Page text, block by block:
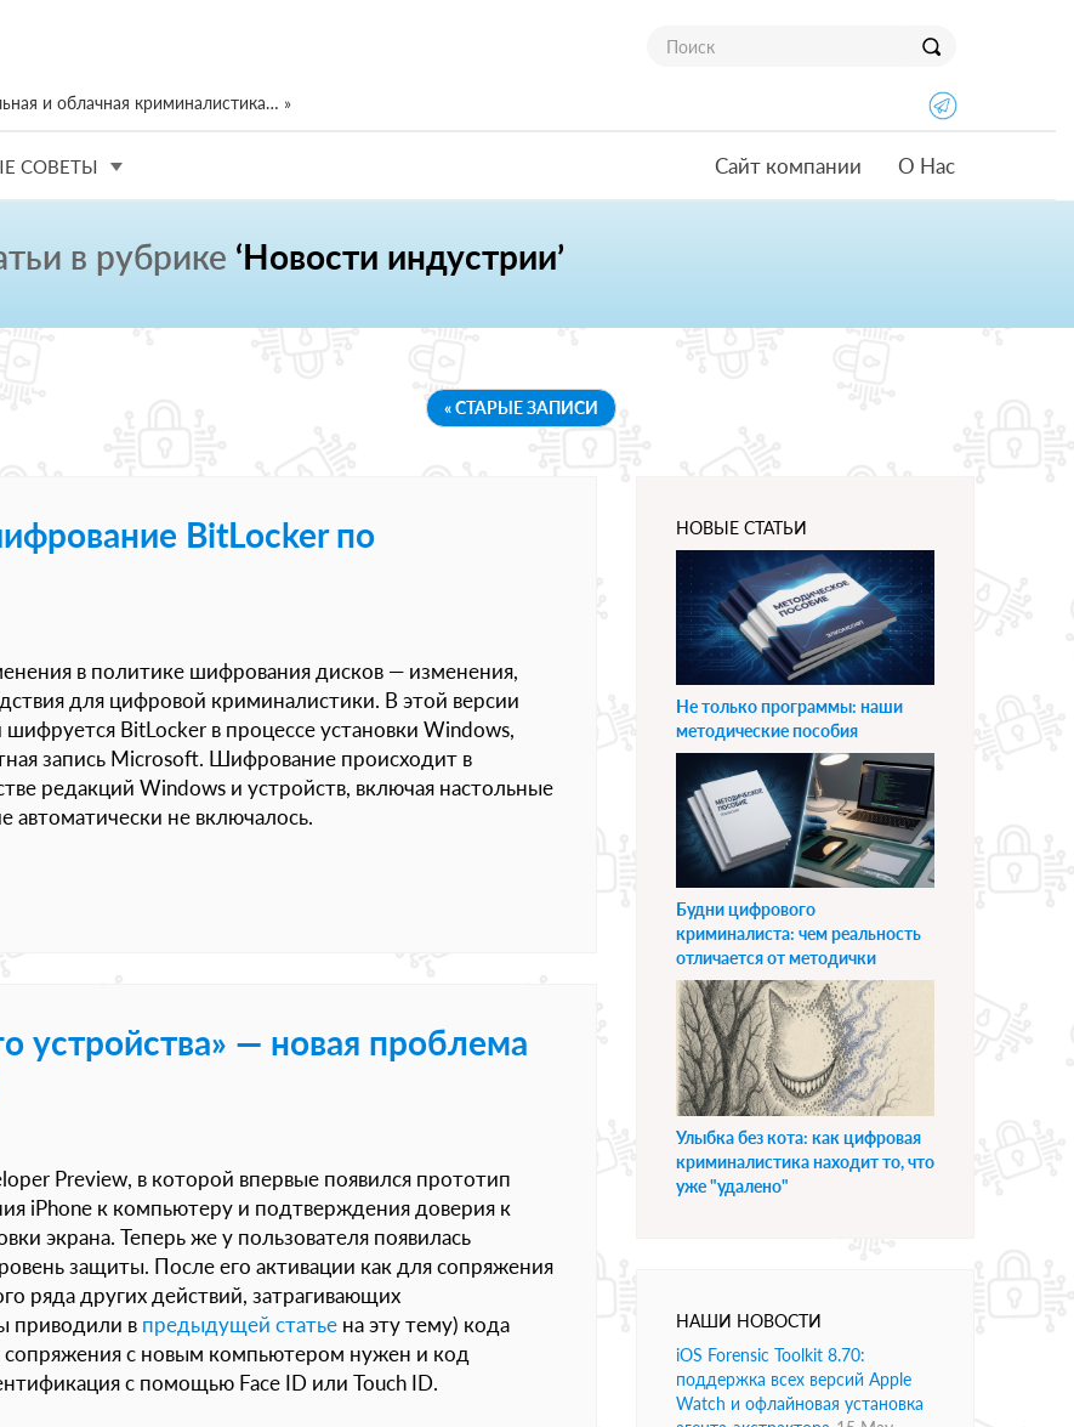
и облачная криминалистика… »
СОВЕТЫ Сайт компании О Нас
в рубрике ‘Новости индустрии’
« СТАРЫЕ ЗАПИСИ
BitLocker по
в политике шифрования дисков — изменения,
для цифровой криминалистики. В этой версии
BitLocker в процессе установки Windows,
запись Microsoft. Шифрование происходит в
редакций Windows и устройств, включая настольные
не включалось.
устройства» — новая проблема
Preview, в которой впервые появился прототип
iPhone к компьютеру и подтверждения доверия к
экрана. Теперь же у пользователя появилась
защиты. После его активации как для сопряжения
ряда других действий, затрагивающих
приводили в предыдущей статье на эту тему) кода
с новым компьютером нужен и код
с помощью Face ID или Touch ID.
НОВЫЕ СТАТЬИ
Не только программы: наши
методические пособия
Будни цифрового
криминалиста: чем реальность
отличается от методички
Улыбка без кота: как цифровая
криминалистика находит то, что
уже "удалено"
НАШИ НОВОСТИ
iOS Forensic Toolkit 8.70:
поддержка всех версий Apple
Watch и офлайновая установка